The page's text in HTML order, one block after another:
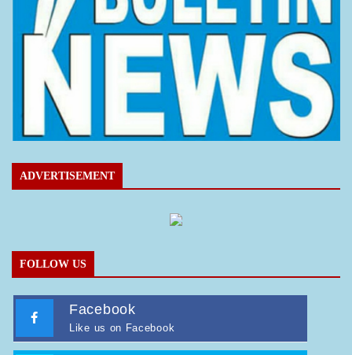
ADVERTISEMENT
FOLLOW US
Facebook
Like us on Facebook